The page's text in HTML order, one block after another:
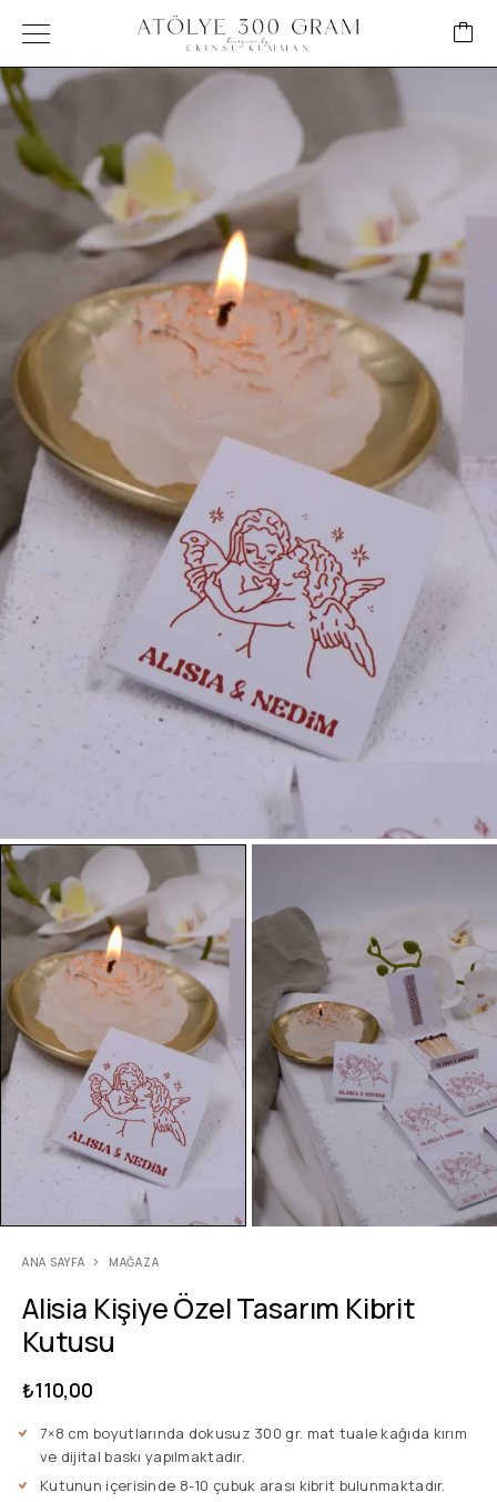
ANA SAYFA MAĞAZA
Alisia Kişiye Özel Tasarım Kibrit
Kutusu
₺110,00
7×8 cm boyutlarında dokusuz 300 gr. mat tuale kağıda kırım
ve dijital baskı yapılmaktadır.
Kutunun içerisinde 8-10 çubuk arası kibrit bulunmaktadır.